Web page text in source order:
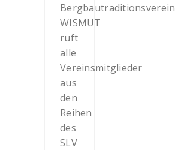
Bergbautraditionsverein
WISMUT
ruft
alle
Vereinsmitglieder
aus
den
Reihen
des
SLV